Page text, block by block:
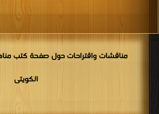
كتب 1900
مناقشات واقتراحات حول صفحة كتب
الكويتى